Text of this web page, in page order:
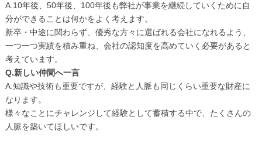
A.10年後、50年後、100年後も弊社が事業を継続していくために自
分ができることは何かをよく考えます。
新卒・中途に関わらず、優秀な方々に選ばれる会社になれるよう、
一つ一つ実績を積み重ね、会社の認知度を高めていく必要があると
考えています。
Q.新しい仲間へ一言
A.知識や技術も重要ですが、経験と人脈も同じくらい重要な財産に
なります。
様々なことにチャレンジして経験として蓄積する中で、たくさんの
人脈を築いてほしいです。